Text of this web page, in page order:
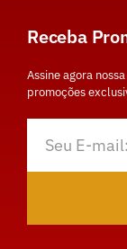
Receba
Assine agora
promoções